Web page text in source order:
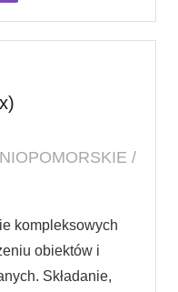
/
kompleksowych
obiektów i
Składanie,